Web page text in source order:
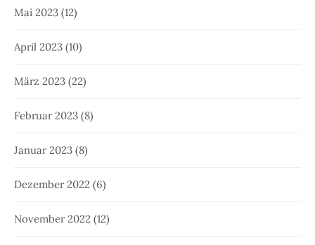
Mai 2023 (12)
April 2023 (10)
März 2023 (22)
Februar 2023 (8)
Januar 2023 (8)
Dezember 2022 (6)
November 2022 (12)